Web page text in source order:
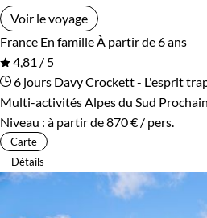
Voir le voyage
France En famille À partir de 6 ans
4,81 / 5
6 jours Davy Crockett - L'esprit
Multi-activités Alpes du Sud
Niveau : à partir de870 € / pers.
Carte
Détails